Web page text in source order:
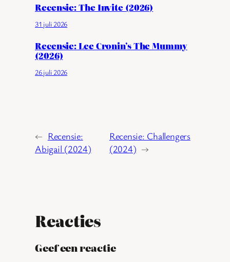
Recensie: The Invite (2026)
31 juli 2026
Recensie: Lee Cronin’s The Mummy
(2026)
26 juli 2026
← Recensie:
Abigail (2024)
Recensie: Challengers
(2024) →
Reacties
Geef een reactie